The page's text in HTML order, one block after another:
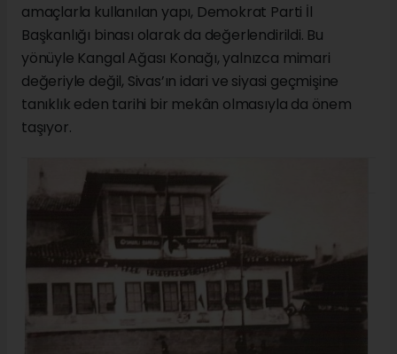
amaçlarla kullanılan yapı, Demokrat Parti İl
Başkanlığı binası olarak da değerlendirildi. Bu
yönüyle Kangal Ağası Konağı, yalnızca mimari
değeriyle değil, Sivas’ın idari ve siyasi geçmişine
tanıklık eden tarihi bir mekân olmasıyla da önem
taşıyor.